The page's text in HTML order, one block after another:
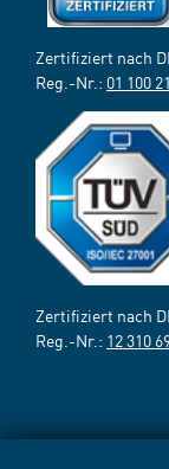
Zertifiziert nach
Reg.-Nr.: 01 100
Zertifiziert nach
Reg.-Nr.: 12 310